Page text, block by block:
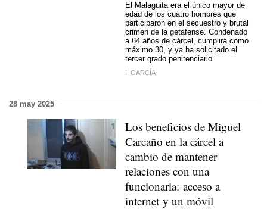
El Malaguita era el único mayor de
edad de los cuatro hombres que
participaron en el secuestro y brutal
crimen de la getafense. Condenado
a 64 años de cárcel, cumplirá como
máximo 30, y ya ha solicitado el
tercer grado penitenciario
I. GARCÍA
28 may 2025
Los beneficios de Miguel
Carcaño en la cárcel a
cambio de mantener
relaciones con una
funcionaria: acceso a
internet y un móvil